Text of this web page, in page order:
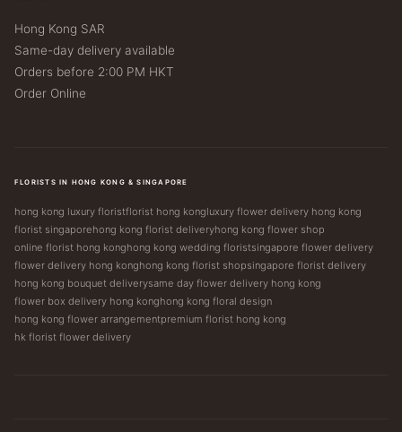
Hong Kong SAR
Same-day delivery available
Orders before 2:00 PM HKT
Order Online
FLORISTS IN HONG KONG & SINGAPORE
hong kong luxury floristflorist hong kongluxury flower delivery hong kong
florist singaporehong kong florist deliveryhong kong flower shop
online florist hong konghong kong wedding floristsingapore flower delivery
flower delivery hong konghong kong florist shopsingapore florist delivery
hong kong bouquet deliverysame day flower delivery hong kong
flower box delivery hong konghong kong floral design
hong kong flower arrangementpremium florist hong kong
hk florist flower delivery